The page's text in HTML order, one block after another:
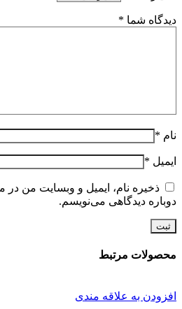
دیدگاه شما *
نام *
ایمیل *
ذخیره نام، ایمیل و وبسایت من در
دوباره دیدگاهی می‌نویسم.
محصولات مرتبط
افزودن به علاقه مندی